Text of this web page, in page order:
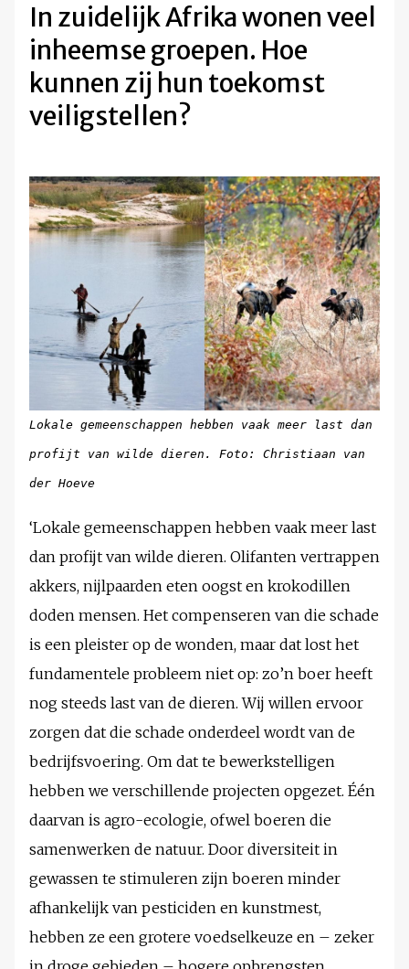
In zuidelijk Afrika wonen veel
inheemse groepen. Hoe
kunnen zij hun toekomst
veiligstellen?
Lokale gemeenschappen hebben vaak meer last dan
profijt van wilde dieren. Foto: Christiaan van
der Hoeve
‘Lokale gemeenschappen hebben vaak meer last
dan profijt van wilde dieren. Olifanten vertrappen
akkers, nijlpaarden eten oogst en krokodillen
doden mensen. Het compenseren van die schade
is een pleister op de wonden, maar dat lost het
fundamentele probleem niet op: zo’n boer heeft
nog steeds last van de dieren. Wij willen ervoor
zorgen dat die schade onderdeel wordt van de
bedrijfsvoering. Om dat te bewerkstelligen
hebben we verschillende projecten opgezet. Één
daarvan is agro-ecologie, ofwel boeren die
samenwerken de natuur. Door diversiteit in
gewassen te stimuleren zijn boeren minder
afhankelijk van pesticiden en kunstmest,
hebben ze een grotere voedselkeuze en – zeker